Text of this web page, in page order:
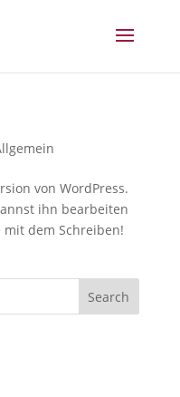
von WordPress.
ihn bearbeiten
dem Schreiben!